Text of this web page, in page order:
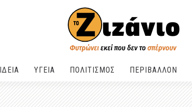
ΥΓΕΙΑ ΠΟΛΙΤΙΣΜΟΣ ΠΕΡΙΒΑΛΛΟΝ